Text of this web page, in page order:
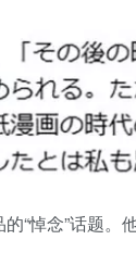
“悼念”话题